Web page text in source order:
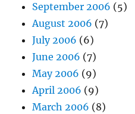
September 2006 (5)
August 2006 (7)
July 2006 (6)
June 2006 (7)
May 2006 (9)
April 2006 (9)
March 2006 (8)